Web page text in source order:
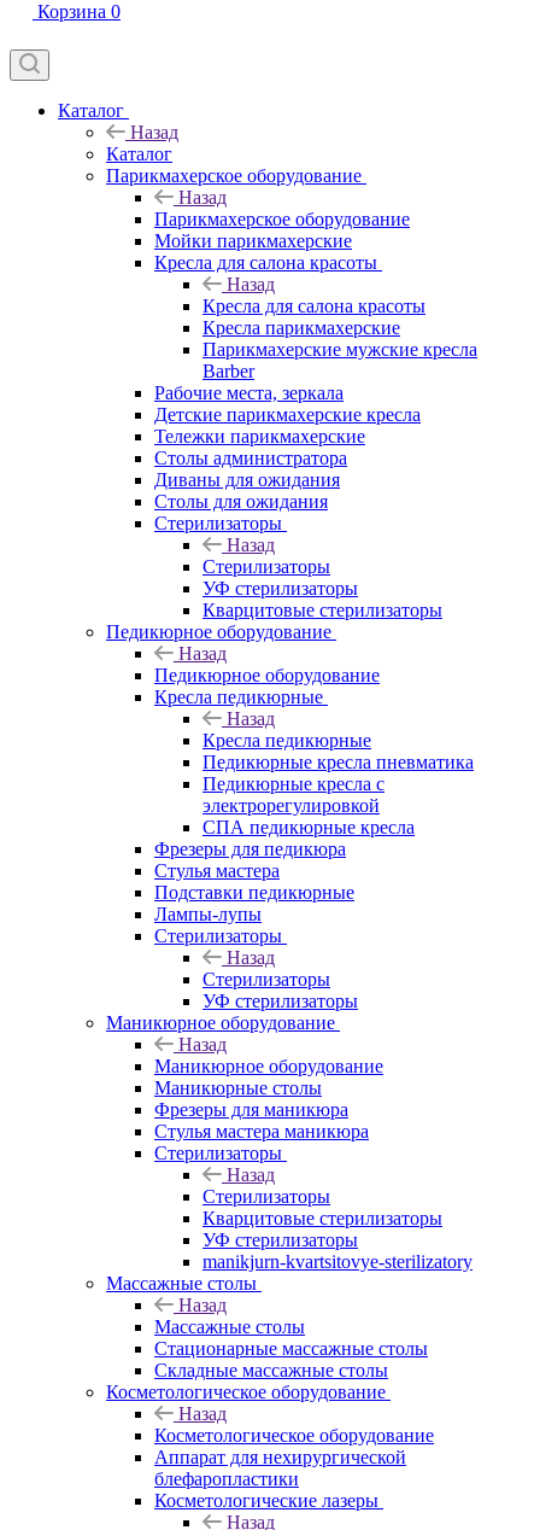
Корзина 0
Каталог
Назад
Каталог
Парикмахерское оборудование
Назад
Парикмахерское оборудование
Мойки парикмахерские
Кресла для салона красоты
Назад
Кресла для салона красоты
Кресла парикмахерские
Парикмахерские мужские кресла
Barber
Рабочие места, зеркала
Детские парикмахерские кресла
Тележки парикмахерские
Столы администратора
Диваны для ожидания
Столы для ожидания
Стерилизаторы
Назад
Стерилизаторы
УФ стерилизаторы
Кварцитовые стерилизаторы
Педикюрное оборудование
Назад
Педикюрное оборудование
Кресла педикюрные
Назад
Кресла педикюрные
Педикюрные кресла пневматика
Педикюрные кресла с
электрорегулировкой
СПА педикюрные кресла
Фрезеры для педикюра
Стулья мастера
Подставки педикюрные
Лампы-лупы
Стерилизаторы
Назад
Стерилизаторы
УФ стерилизаторы
Маникюрное оборудование
Назад
Маникюрное оборудование
Маникюрные столы
Фрезеры для маникюра
Стулья мастера маникюра
Стерилизаторы
Назад
Стерилизаторы
Кварцитовые стерилизаторы
УФ стерилизаторы
manikjurn-kvartsitovye-sterilizatory
Массажные столы
Назад
Массажные столы
Стационарные массажные столы
Складные массажные столы
Косметологическое оборудование
Назад
Косметологическое оборудование
Аппарат для нехирургической
блефаропластики
Косметологические лазеры
Назад